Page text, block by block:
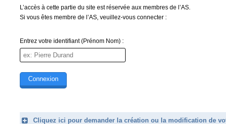
L’accès à cette partie du site est réservée aux membres de l’AS.
Si vous êtes membre de l’AS, veuillez-vous connecter :
Entrez votre identifiant (Prénom Nom) :
Cliquez ici pour demander la création ou la modification de